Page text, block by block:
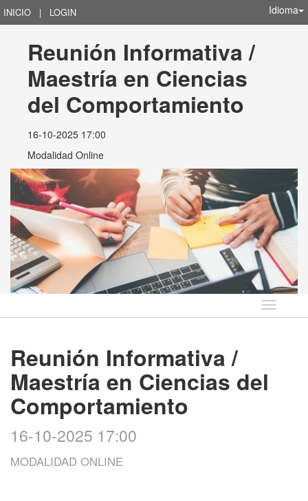
INICIO | LOGIN Idioma
Reunión Informativa /
Maestría en Ciencias
del Comportamiento
16-10-2025 17:00
Modalidad Online
Idioma
Reunión Informativa /
Maestría en Ciencias del
Comportamiento
16-10-2025 17:00
MODALIDAD ONLINE